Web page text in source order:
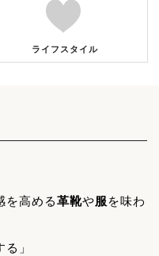
ライフスタイル
を高める革靴や服 を味わ
」